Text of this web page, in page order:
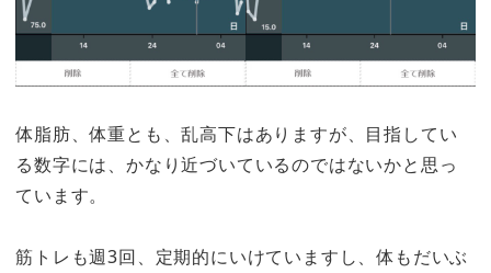
体脂肪、体重とも、乱高下はありますが、目指してい
る数字には、かなり近づいているのではないかと思っ
ています。
筋トレも週3回、定期的にいけていますし、体もだいぶ